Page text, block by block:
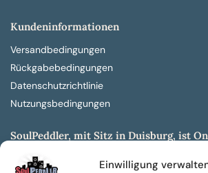
Einwilligung
Kundeninformationen
Versandbedingungen
Rückgabebedingungen
Datenschutzrichtlinie
Nutzungsbedingungen
SoulPeddler, mit Sitz in Duisburg, ist
entwickelt aus dem SoulPeddler Vinyl-